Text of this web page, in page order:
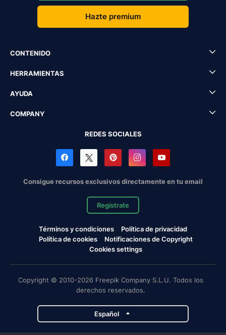
Hazte premium
CONTENIDO
HERRAMIENTAS
AYUDA
COMPANY
REDES SOCIALES
Consigue recursos exclusivos directamente en tu email
Regístrate
Términos y condiciones
Política de privacidad
Política de cookies
Notificaciones de Copyright
Cookies settings
Copyright © 2010-2026 Freepik Company S.L.U. Todos los
derechos reservados.
Español